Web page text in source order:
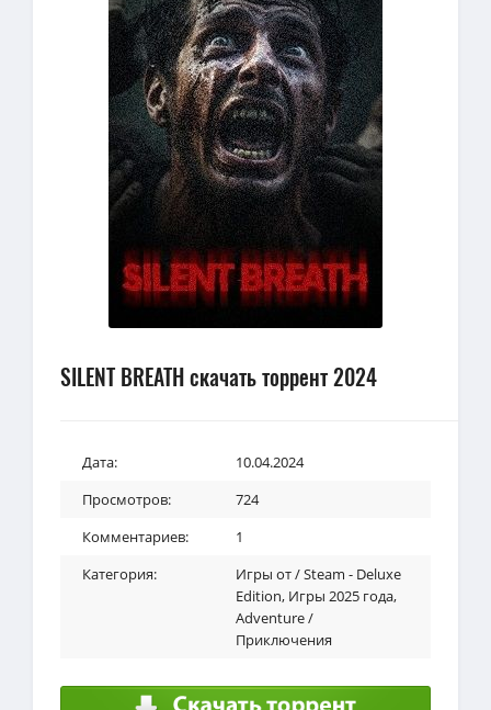
SILENT BREATH скачать торрент 2024
Дата:
10.04.2024
Просмотров:
724
Комментариев:
1
Категория:
Игры от / Steam - Deluxe
Edition, Игры 2025 года,
Adventure /
Приключения